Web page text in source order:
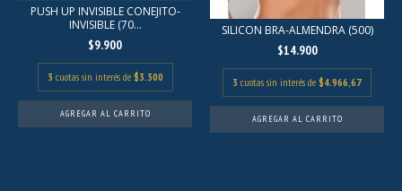
PUSH UP INVISIBLE CONEJITO-
INVISIBLE (70...
$9.900
3 cuotas sin interés de $3.300
AGREGAR AL CARRITO
SILICON BRA-ALMENDRA (500)
$14.900
3 cuotas sin interés de $4.966,67
AGREGAR AL CARRITO